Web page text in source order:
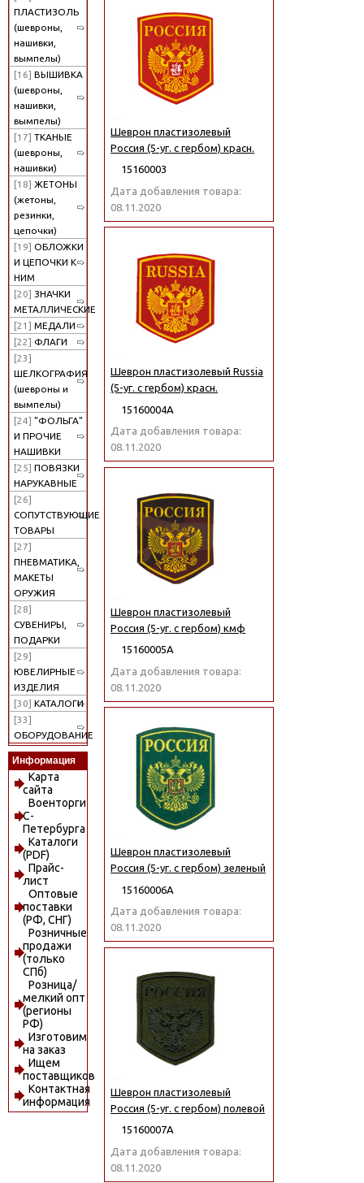
ПЛАСТИЗОЛЬ
(шевроны,
нашивки,
вымпелы)
[16] ВЫШИВКА
(шевроны,
нашивки,
вымпелы)
[17] ТКАНЫЕ
(шевроны,
нашивки)
[18] ЖЕТОНЫ
(жетоны,
резинки,
цепочки)
[19] ОБЛОЖКИ
И ЦЕПОЧКИ К
НИМ
[20] ЗНАЧКИ
МЕТАЛЛИЧЕСКИЕ
[21] МЕДАЛИ
[22] ФЛАГИ
[23]
ШЕЛКОГРАФИЯ
(шевроны и
вымпелы)
[24] "ФОЛЬГА"
И ПРОЧИЕ
НАШИВКИ
[25] ПОВЯЗКИ
НАРУКАВНЫЕ
[26]
СОПУТСТВУЮЩИЕ
ТОВАРЫ
[27]
ПНЕВМАТИКА,
МАКЕТЫ
ОРУЖИЯ
[28]
СУВЕНИРЫ,
ПОДАРКИ
[29]
ЮВЕЛИРНЫЕ
ИЗДЕЛИЯ
[30] КАТАЛОГИ
[33]
ОБОРУДОВАНИЕ
Информация
Карта
сайта
Военторги
С-
Петербурга
Каталоги
(PDF)
Прайс-
лист
Оптовые
поставки
(РФ, СНГ)
Розничные
продажи
(только
СПб)
Розница/
мелкий опт
(регионы
РФ)
Изготовим
на заказ
Ищем
поставщиков
Контактная
информация
Шеврон пластизолевый
Россия (5-уг. с гербом) красн.
15160003
Дата добавления товара:
08.11.2020
Шеврон пластизолевый Russia
(5-уг. с гербом) красн.
15160004А
Дата добавления товара:
08.11.2020
Шеврон пластизолевый
Россия (5-уг. с гербом) кмф
15160005А
Дата добавления товара:
08.11.2020
Шеврон пластизолевый
Россия (5-уг. с гербом) зеленый
15160006А
Дата добавления товара:
08.11.2020
Шеврон пластизолевый
Россия (5-уг. с гербом) полевой
15160007А
Дата добавления товара:
08.11.2020